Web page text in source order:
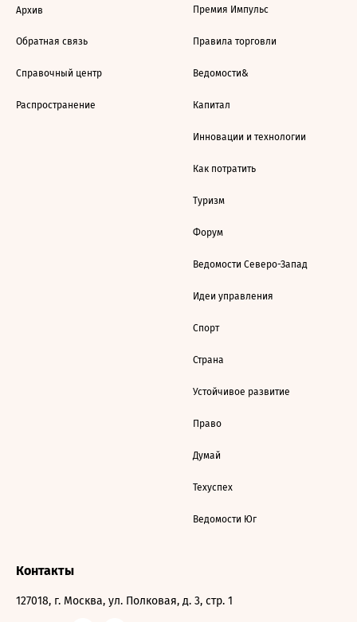
Архив
Обратная связь
Справочный центр
Распространение
Премия Импульс
Правила торговли
Ведомости&
Капитал
Инновации и технологии
Как потратить
Туризм
Форум
Ведомости Северо-Запад
Идеи управления
Спорт
Страна
Устойчивое развитие
Право
Думай
Техуспех
Ведомости Юг
Контакты
127018, г. Москва, ул. Полковая, д. 3, стр. 1